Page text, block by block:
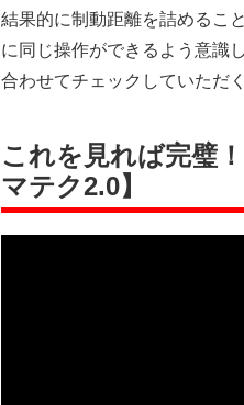
結果的に制動距離を詰めるこ
に同じ操作ができるよう意識
合わせてチェックしていただ
これを見れば完璧
マテク2.0】